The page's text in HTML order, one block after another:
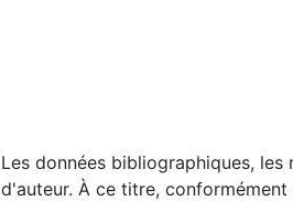
Les données bibliographiques,
d'auteur. À ce titre,